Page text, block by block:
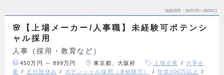
掲載期間 26/07/29～26/08/11
🌸【上場メーカー/人事職】未経験可ポテンシ
ャル採用
人事（採用・教育など）
450万円 ～ 899万円 東京都、大阪府 上場企業
大手企
業
土日祝休み ポテンシャル採用（未経験可）
年収600万以上